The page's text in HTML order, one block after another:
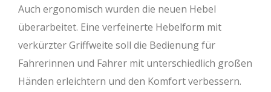
Auch ergonomisch wurden die neuen Hebel
überarbeitet. Eine verfeinerte Hebelform mit
verkürzter Griffweite soll die Bedienung für
Fahrerinnen und Fahrer mit unterschiedlich großen
Händen erleichtern und den Komfort verbessern.